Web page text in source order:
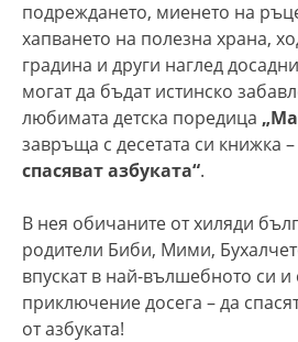
подреждането, миенето на
хапването на полезна храна,
градина и други наглед
могат да бъдат истинско
любимата детска поредица
завръща с десетата си книжка –
спасяват азбуката“.
В нея обичаните от хиляди
родители Биби, Мими,
впускат в най-вълшебното си и
приключение досега – да
от азбуката!